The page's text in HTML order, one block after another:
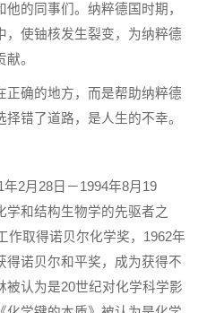
的同事们。纳粹德国时期，
，使铀核发生裂变，为纳粹德
。
正确的地方，而是帮助纳粹德
错了道路，是人生的不幸。
年2月28日－1994年8月19
学和结构生物学的先驱者之
作取得诺贝尔化学奖，1962年
得诺贝尔和平奖，成为获得不
被认为是20世纪对化学科学影